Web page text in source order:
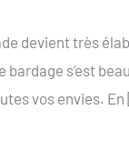
devient très
s’est
vos envies.